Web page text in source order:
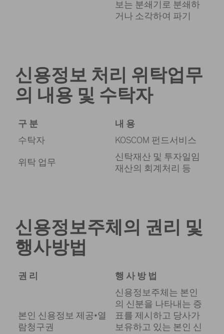
보는 분쇄기로 분쇄하
거나 소각하여 파기
신용정보 처리 위탁업무
의 내용 및 수탁자
구 분
내 용
수탁자
KOSCOM 펀드서비스
위탁 업무
신탁재산 및 투자일임
재산의 회계처리 등
신용정보주체의 권리 및
행사방법
권 리 행 사 방 법
본인 신용정보 제공•열
람청구권
신용정보주체는 본인
의 신분을 나타내는 증
표를 제시하고 당사가
보유하고 있는 본인 신